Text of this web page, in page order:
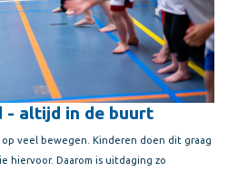
- altijd in de buurt
veel bewegen. Kinderen doen dit graag
hiervoor. Daarom is uitdaging zo